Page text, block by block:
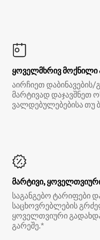
ყოველმხრივ მოქნილი
აირჩიეთ
მარტივად დაჯავშნეთ
ვალდებულებებისა თუ
მარტივი,
საგანგებო ტარიფები
საცხოვრებლების
ყოველთვიური
გარეშე.*